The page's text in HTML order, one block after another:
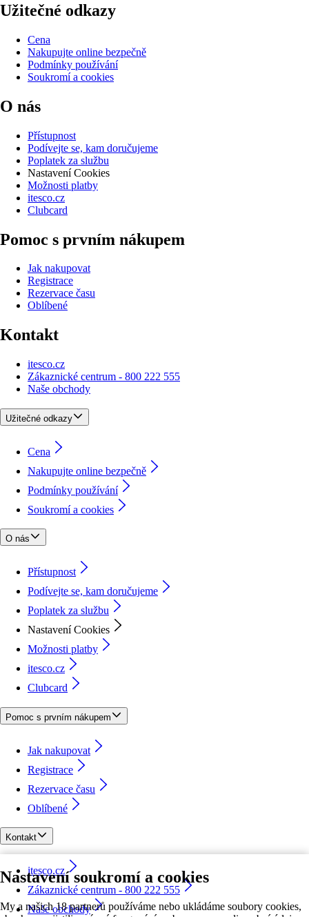
Nastavení soukromí a cookies
My a našich 18 partnerů používáme nebo ukládáme soubory cookies,
Užitečné odkazy
Cena
Nakupujte online bezpečně
Podmínky používání
Soukromí a cookies
O nás
Přístupnost
Podívejte se, kam doručujeme
Poplatek za službu
Nastavení Cookies
Možnosti platby
itesco.cz
Clubcard
Pomoc s prvním nákupem
Jak nakupovat
Registrace
Rezervace času
Oblíbené
Kontakt
itesco.cz
Zákaznické centrum - 800 222 555
Naše obchody
Užitečné odkazy
Cena
Nakupujte online bezpečně
Podmínky používání
Soukromí a cookies
O nás
Přístupnost
Podívejte se, kam doručujeme
Poplatek za službu
Nastavení Cookies
Možnosti platby
itesco.cz
Clubcard
Pomoc s prvním nákupem
Jak nakupovat
Registrace
Rezervace času
Oblíbené
Kontakt
itesco.cz
Zákaznické centrum - 800 222 555
Naše obchody